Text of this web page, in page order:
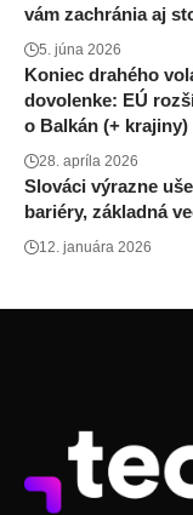
vám zachránia aj
5. júna 2026
Koniec drahého
dovolenke: EÚ
o Balkán (+ krajiny)
28. apríla 2026
Slováci výrazne
bariéry, základná
12. januára 2026